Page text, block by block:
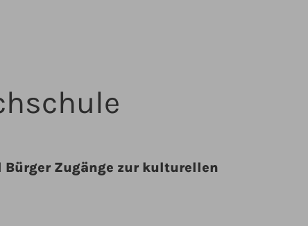
Zugänge zur kulturellen